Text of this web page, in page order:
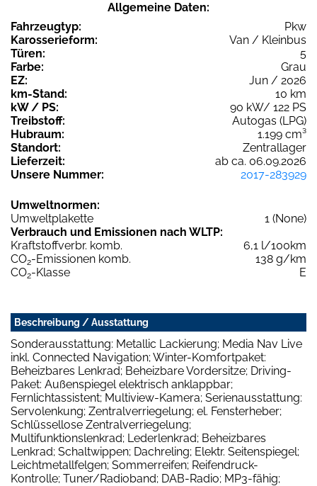
Allgemeine Daten:
Fahrzeugtyp:
Pkw
Karosserieform:
Van / Kleinbus
Türen:
5
Farbe:
Grau
EZ:
Jun / 2026
km-Stand:
10 km
kW / PS:
90 kW/ 122 PS
Treibstoff:
Autogas (LPG)
Hubraum:
1.199 cm³
Standort:
Zentrallager
Lieferzeit:
ab ca. 06.09.2026
Unsere Nummer:
2017-283929
Umweltnormen:
Umweltplakette
1 (None)
Verbrauch und Emissionen nach WLTP:
Kraftstoffverbr. komb.
6,1 l/100km
CO2-Emissionen komb.
138 g/km
CO2-Klasse E
Beschreibung / Ausstattung
Sonderausstattung: Metallic Lackierung; Media Nav Live
inkl. Connected Navigation; Winter-Komfortpaket:
Beheizbares Lenkrad; Beheizbare Vordersitze; Driving-
Paket: Außenspiegel elektrisch anklappbar;
Fernlichtassistent; Multiview-Kamera; Serienausstattung:
Servolenkung; Zentralverriegelung; el. Fensterheber;
Schlüssellose Zentralverriegelung;
Multifunktionslenkrad; Lederlenkrad; Beheizbares
Lenkrad; Schaltwippen; Dachreling; Elektr. Seitenspiegel;
Leichtmetallfelgen; Sommerreifen; Reifendruck-
Kontrolle; Tuner/Radioband; DAB-Radio; MP3-fähig;